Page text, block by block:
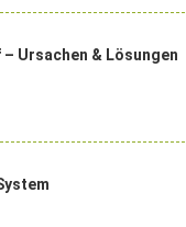
Ursachen & Lösungen